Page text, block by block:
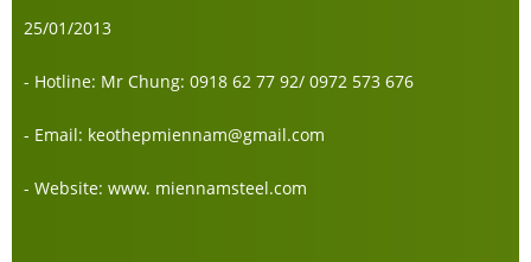
25/01/2013
- Hotline: Mr Chung: 0918 62 77 92/ 0972 573 676
- Email: keothepmiennam@gmail.com
- Website: www. miennamsteel.com